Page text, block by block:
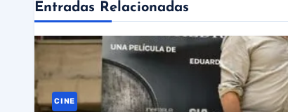
Entradas Relacionadas
CINE